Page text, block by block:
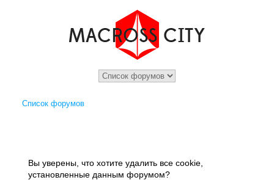
Список форумов
Вы уверены, что хотите удалить все cookie,
установленные данным форумом?